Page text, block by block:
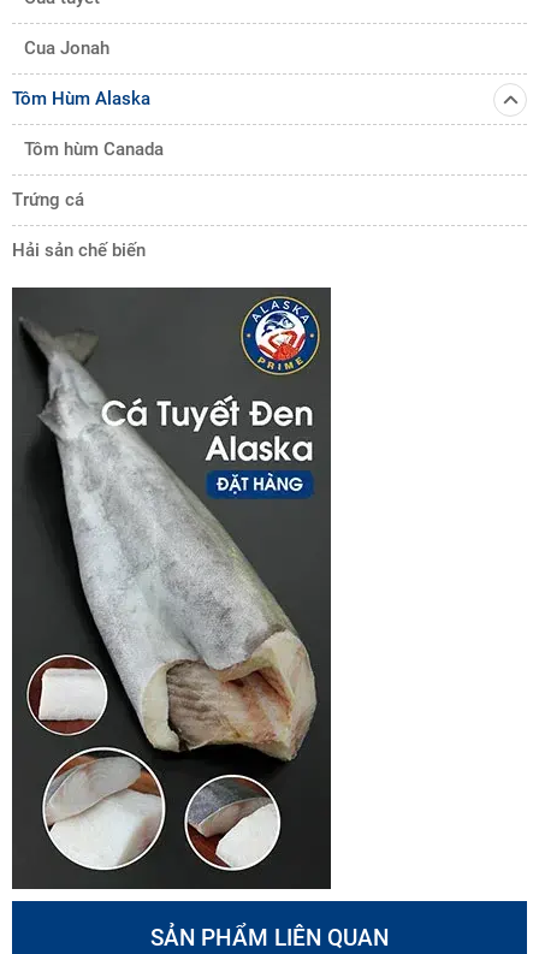
Cua Jonah
Tôm Hùm Alaska
Tôm hùm Canada
Trứng cá
Hải sản chế biến
SẢN PHẨM LIÊN QUAN